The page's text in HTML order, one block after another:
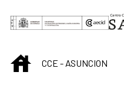
INICIOCCE - ASUNCION